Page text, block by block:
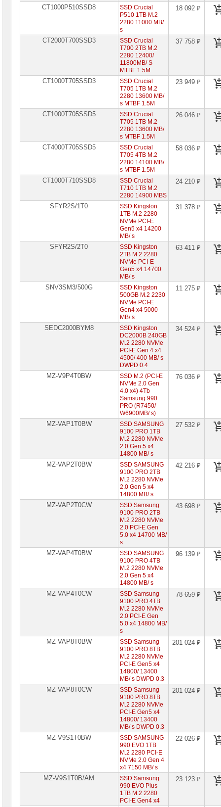
CT1000P510SSD8
SSD Crucial
P510 1TB M.2
2280 11000 MB/
s
18 092 ₽
CT2000T700SSD3
SSD Crucial
T700 2TB M.2
2280 12400/
11800MB/ S
MTBF 1.5M
37 758 ₽
CT1000T705SSD3
SSD Crucial
T705 1TB M.2
2280 13600 MB/
s MTBF 1.5M
23 949 ₽
CT1000T705SSD5
SSD Crucial
T705 1TB M.2
2280 13600 MB/
s MTBF 1.5M
26 046 ₽
CT4000T705SSD5
SSD Crucial
T705 4TB M.2
2280 14100 MB/
s MTBF 1.5M
58 036 ₽
CT1000T710SSD8
SSD Crucial
T710 1TB M.2
2280 14900 MBS
24 210 ₽
SFYR2S/1T0
SSD Kingston
1TB M.2 2280
NVMe PCI-E
Gen5 x4 14200
MB/ s
31 378 ₽
SFYR2S/2T0
SSD Kingston
2TB M.2 2280
NVMe PCI-E
Gen5 x4 14700
MB/ s
63 411 ₽
SNV3SM3/500G
SSD Kingston
500GB M.2 2230
NVMe PCI-E
Gen4 x4 5000
MB/ s
11 275 ₽
SEDC2000BYM8
SSD Kingston
DC2000B 240GB
M.2 2280 NVMe
PCI-E Gen 4 x4
4500/ 400 MB/ s
DWPD 0.4
34 524 ₽
MZ-V9P4T0BW
SSD M.2 (PCI-E
NVMe 2.0 Gen
4.0 x4) 4Tb
Samsung 990
PRO (R7450/
W6900MB/ s)
76 036 ₽
MZ-VAP1T0BW
SSD SAMSUNG
9100 PRO 1TB
M.2 2280 NVMe
2.0 Gen 5 x4
14800 MB/ s
27 532 ₽
MZ-VAP2T0BW
SSD SAMSUNG
9100 PRO 2TB
M.2 2280 NVMe
2.0 Gen 5 x4
14800 MB/ s
42 216 ₽
MZ-VAP2T0CW
SSD Samsung
9100 PRO 2TB
M.2 2280 NVMe
2.0 PCI-E Gen
5.0 x4 14700 MB/
s
43 698 ₽
MZ-VAP4T0BW
SSD SAMSUNG
9100 PRO 4TB
M.2 2280 NVMe
2.0 Gen 5 x4
14800 MB/ s
96 139 ₽
MZ-VAP4T0CW
SSD Samsung
9100 PRO 4TB
M.2 2280 NVMe
2.0 PCI-E Gen
5.0 x4 14800 MB/
s
78 659 ₽
MZ-VAP8T0BW
SSD Samsung
9100 PRO 8TB
M.2 2280 NVMe
PCI-E Gen5 x4
14800/ 13400
MB/ s DWPD 0.3
201 024 ₽
MZ-VAP8T0CW
SSD Samsung
9100 PRO 8TB
M.2 2280 NVMe
PCI-E Gen5 x4
14800/ 13400
MB/ s DWPD 0.3
201 024 ₽
MZ-V9S1T0BW
SSD SAMSUNG
990 EVO 1TB
M.2 2280 PCI-E
NVMe 2.0 Gen 4
x4 7150 MB/ s
22 026 ₽
MZ-V9S1T0B/AM
SSD Samsung
990 EVO Plus
1TB M.2 2280
PCI-E Gen4 x4
23 123 ₽